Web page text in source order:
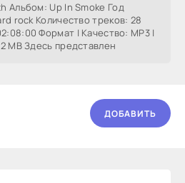
Альбом: Up In Smoke Год
rock Количество треков: 28
Формат | Качество: MP3 |
MB Здесь представлен
ДОБАВИТЬ